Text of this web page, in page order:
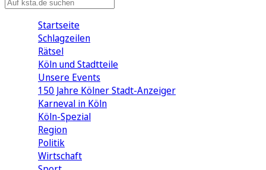
Startseite
Schlagzeilen
Rätsel
Köln und Stadtteile
Unsere Events
150 Jahre Kölner Stadt-Anzeiger
Karneval in Köln
Köln-Spezial
Region
Politik
Wirtschaft